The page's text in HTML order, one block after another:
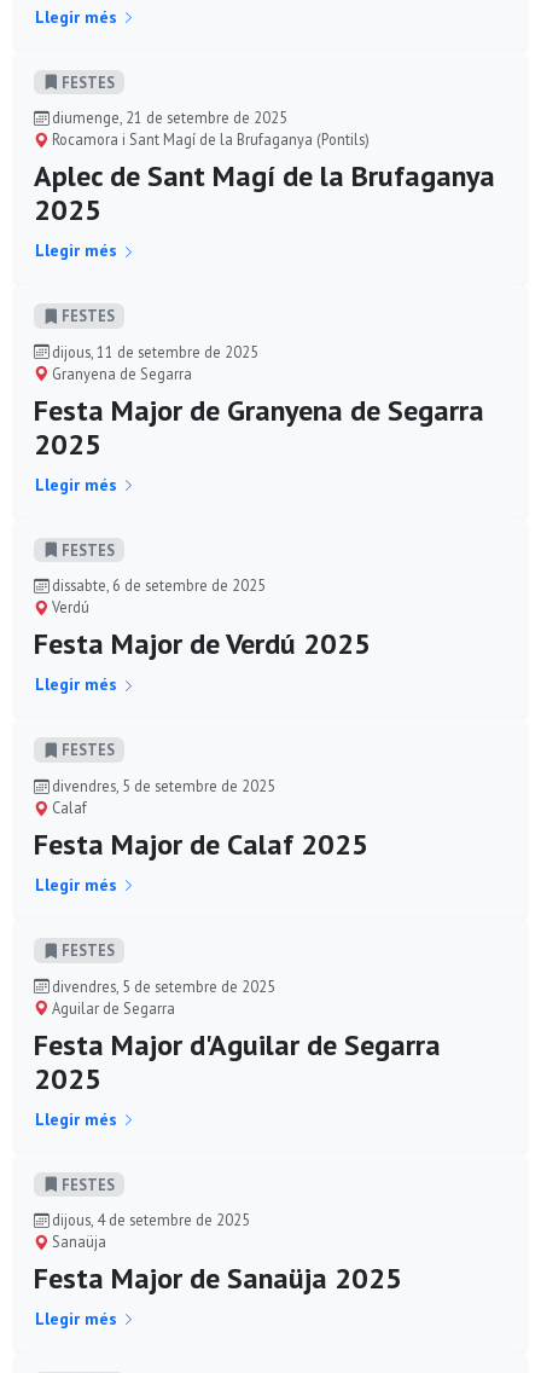
Llegir més
FESTES
diumenge, 21 de setembre de 2025
Rocamora i Sant Magí de la Brufaganya (Pontils)
Aplec de Sant Magí de la Brufaganya
2025
Llegir més
FESTES
dijous, 11 de setembre de 2025
Granyena de Segarra
Festa Major de Granyena de Segarra
2025
Llegir més
FESTES
dissabte, 6 de setembre de 2025
Verdú
Festa Major de Verdú 2025
Llegir més
FESTES
divendres, 5 de setembre de 2025
Calaf
Festa Major de Calaf 2025
Llegir més
FESTES
divendres, 5 de setembre de 2025
Aguilar de Segarra
Festa Major d'Aguilar de Segarra
2025
Llegir més
FESTES
dijous, 4 de setembre de 2025
Sanaüja
Festa Major de Sanaüja 2025
Llegir més